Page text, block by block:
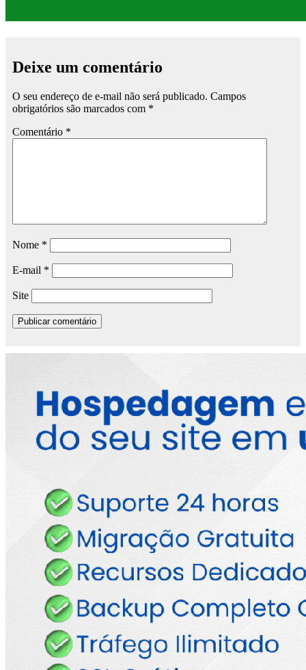
Deixe um comentário
O seu endereço de e-mail não será publicado. Campos
obrigatórios são marcados com *
Comentário *
Nome *
E-mail *
Site